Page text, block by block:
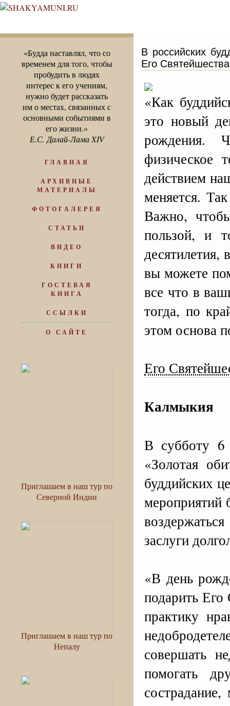
«Будда наставлял, что со
временем для того, чтобы
пробудить в людях
интерес к его учениям,
нужно будет рассказать
им о местах, связанных с
основными событиями в
его жизни.»
Е.С. Далай-Лама XIV
ГЛАВНАЯ
АРХИВНЫЕ
МАТЕРИАЛЫ
ФОТОГАЛЕРЕЯ
СТАТЬИ
ВИДЕО
КНИГИ
ГОСТЕВАЯ
КНИГА
ССЫЛКИ
О САЙТЕ
Приглашаем в наш тур по
Северной Индии
Приглашаем в наш тур по
Непалу
В российских
Его
«Как
это новый
рождения.
физическое
действием
меняется.
Важно,
пользой, и
вы можете
все что в
тогда, по
этом основа
Его
Калмыкия
В субботу 6
«Золотая
буддийских
мероприятий
заслуги
«В день
подарить
практику
совершать
помогать